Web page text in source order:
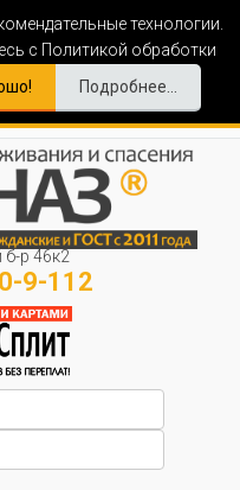
технологии.
с Политикой обработки
Подробнее...
р 46к2
9-112